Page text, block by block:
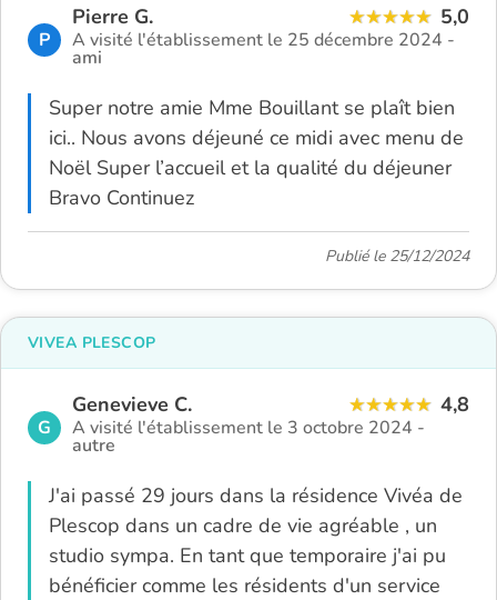
P
Pierre G. 5,0
A visité l'établissement le 25 décembre 2024 -
ami
Super notre amie Mme Bouillant se plaît bien
ici.. Nous avons déjeuné ce midi avec menu de
Noël Super l’accueil et la qualité du déjeuner
Bravo Continuez
Publié le 25/12/2024
G
Genevieve C. 4,8
A visité l'établissement le 3 octobre 2024 -
autre
J'ai passé 29 jours dans la résidence Vivéa de
Plescop dans un cadre de vie agréable , un
studio sympa. En tant que temporaire j'ai pu
bénéficier comme les résidents d'un service
VIVEA PLESCOP